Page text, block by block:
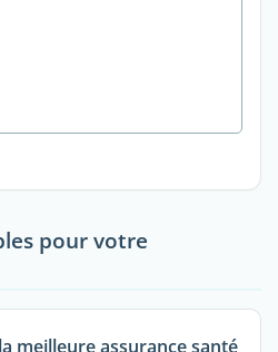
pour votre
meilleure assurance santé